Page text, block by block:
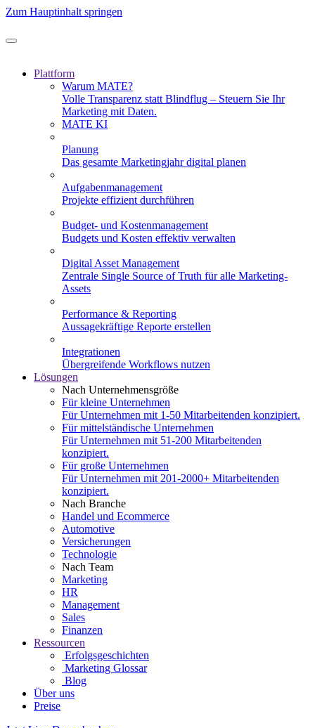
Zum Hauptinhalt springen
Plattform
Warum MATE?
Volle Transparenz statt Blindflug – Steuern Sie Ihr
Marketing mit Daten.
MATE KI
Planung
Das gesamte Marketingjahr digital planen
Aufgabenmanagement
Projekte effizient durchführen
Budget- und Kostenmanagement
Budgets und Kosten effektiv verwalten
Digital Asset Management
Zentrale Single Source of Truth für alle Marketing-
Assets
Performance & Reporting
Aussagekräftige Reporte erstellen
Integrationen
Übergreifende Workflows nutzen
Lösungen
Nach Unternehmensgröße
Für kleine Unternehmen
Für Unternehmen mit 1-50 Mitarbeitenden konzipiert.
Für mittelständische Unternehmen
Für Unternehmen mit 51-200 Mitarbeitenden
konzipiert.
Für große Unternehmen
Für Unternehmen mit 201-2000+ Mitarbeitenden
konzipiert.
Nach Branche
Handel und Ecommerce
Automotive
Versicherungen
Technologie
Nach Team
Marketing
HR
Management
Sales
Finanzen
Ressourcen
Erfolgsgeschichten
Marketing Glossar
Blog
Über uns
Preise